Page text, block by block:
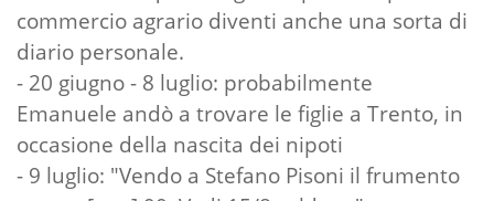
commercio agrario diventi anche una sorta di
diario personale.
- 20 giugno - 8 luglio: probabilmente
Emanuele andò a trovare le figlie a Trento, in
occasione della nascita dei nipoti
- 9 luglio: "Vendo a Stefano Pisoni il frumento